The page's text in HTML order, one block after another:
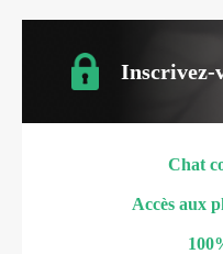
Inscrivez-
Chat
Accès aux